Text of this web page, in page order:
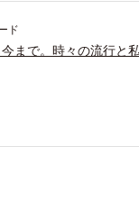
ド
まで。時々の流行と